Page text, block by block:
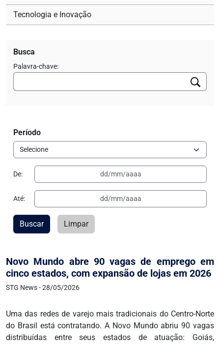
Novo Mundo abre 90 vagas de emprego em
cinco estados, com expansão de lojas em 2026
STG News - 28/05/2026
Uma das redes de varejo mais tradicionais do Centro-Norte
do Brasil está contratando. A Novo Mundo abriu 90 vagas
distribuídas entre seus estados de atuação: Goiás,
Tecnologia e Inovação
Busca
Palavra-chave:
Período
De:
Até:
Buscar Limpar